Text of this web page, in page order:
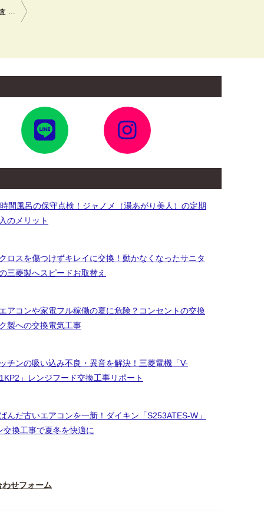
イ
コ
ン
リ
イ
コ
ン
リ
時間風呂の保守点検！ジャノメ（湯あがり美人）の定期
のメリット
ロスを傷つけずキレイに交換！動かなくなったサニタ
三菱製へスピードお取替え
アコンや家電フル稼働の夏に危険？コンセントの交換
製への交換電気工事
チンの吸い込み不良・異音を解決！三菱電機「V-
」レンジフード交換工事リポート
んだ古いエアコンを一新！ダイキン「S253ATES-W」
交換工事で夏冬を快適に
わせフォーム